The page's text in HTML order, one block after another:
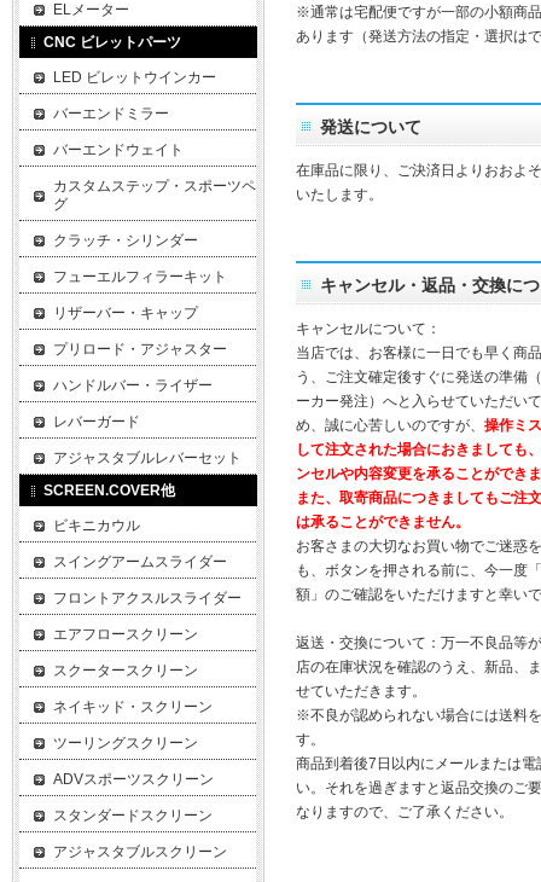
※通常は宅配便ですが一部の小額商
あります（発送方法の指定・選択は
発送について
在庫品に限り、ご決済日よりおおよ
いたします。
キャンセル・返品・交換に
キャンセルについて：
当店では、お客様に一日でも早く商
う、ご注文確定後すぐに発送の準備
ーカー発注）へと入らせていただい
め、誠に心苦しいのですが、 操作ミ
して注文された場合におきましても
ンセルや内容変更を承ることができ
また、取寄商品につきましてもご注
は承ることができません。
お客さまの大切なお買い物でご迷惑
も、ボタンを押される前に、今一度
額」のご確認をいただけますと幸い
返送・交換について：万一不良品等
店の在庫状況を確認のうえ、新品、
せていただきます。
※不良が認められない場合には送料
す。
商品到着後7日以内にメールまたは
い。それを過ぎますと返品交換のご
なりますので、ご了承ください。
ELメーター
CNC ビレットパーツ
LED ビレットウインカー
バーエンドミラー
バーエンドウェイト
カスタムステップ・スポーツペ
グ
クラッチ・シリンダー
フューエルフィラーキット
リザーバー・キャップ
プリロード・アジャスター
ハンドルバー・ライザー
レバーガード
アジャスタブルレバーセット
SCREEN.COVER他
ビキニカウル
スイングアームスライダー
フロントアクスルスライダー
エアフロースクリーン
スクータースクリーン
ネイキッド・スクリーン
ツーリングスクリーン
ADVスポーツスクリーン
スタンダードスクリーン
アジャスタブルスクリーン